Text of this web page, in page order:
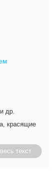
др.
красящие
текст